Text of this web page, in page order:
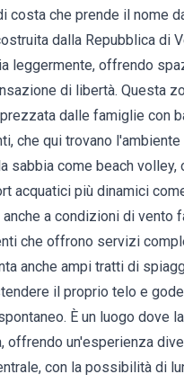
costa che prende il nome
dalla Repubblica di
leggermente, offrendo
di libertà. Questa
dalle famiglie con
che qui trovano
sabbia come beach volley,
acquatici più dinamici
a condizioni di vento
che offrono servizi
anche ampi tratti di
il proprio telo e
È un luogo dove
offrendo un'esperienza
con la possibilità di